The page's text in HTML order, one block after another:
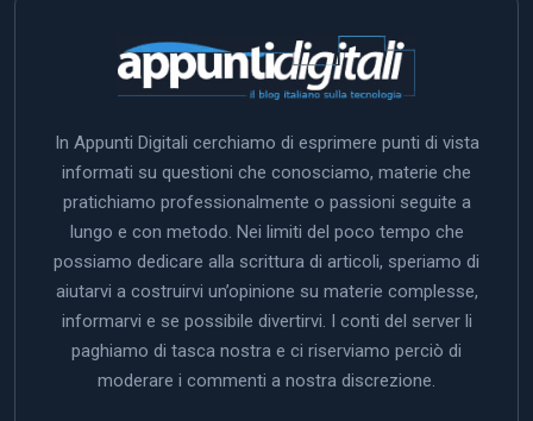
In Appunti Digitali cerchiamo di esprimere punti di vista
informati su questioni che conosciamo, materie che
pratichiamo professionalmente o passioni seguite a
lungo e con metodo. Nei limiti del poco tempo che
possiamo dedicare alla scrittura di articoli, speriamo di
aiutarvi a costruirvi un’opinione su materie complesse,
informarvi e se possibile divertirvi. I conti del server li
paghiamo di tasca nostra e ci riserviamo perciò di
moderare i commenti a nostra discrezione.